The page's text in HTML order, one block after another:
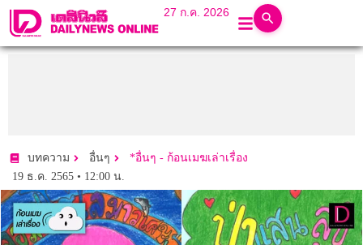
27 ก.ค. 2026
บทความ อื่นๆ
*อื่นๆ - ก้อนเมฆเล่าเรื่อง
19 ธ.ค. 2565 • 12:00 น.